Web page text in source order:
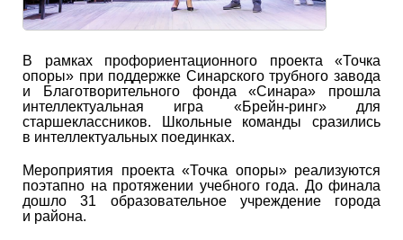
В рамках профориентационного проекта «Точка
опоры» при поддержке Синарского трубного завода
и Благотворительного фонда «Синара» прошла
интеллектуальная игра «Брейн-ринг» для
старшеклассников. Школьные команды сразились
в интеллектуальных поединках.
Мероприятия проекта «Точка опоры» реализуются
поэтапно на протяжении учебного года. До финала
дошло 31 образовательное учреждение города
и района.